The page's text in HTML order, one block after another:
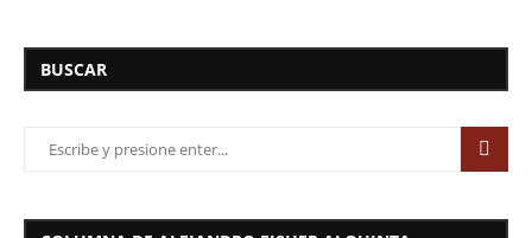
BUSCAR